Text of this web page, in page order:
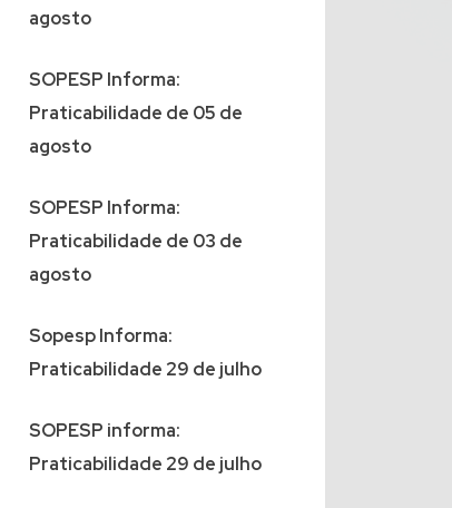
agosto
SOPESP Informa:
Praticabilidade de 05 de
agosto
SOPESP Informa:
Praticabilidade de 03 de
agosto
Sopesp Informa:
Praticabilidade 29 de julho
SOPESP informa:
Praticabilidade 29 de julho